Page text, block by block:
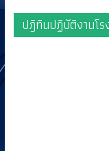
ปฎิทินปฏิบัติงานโร